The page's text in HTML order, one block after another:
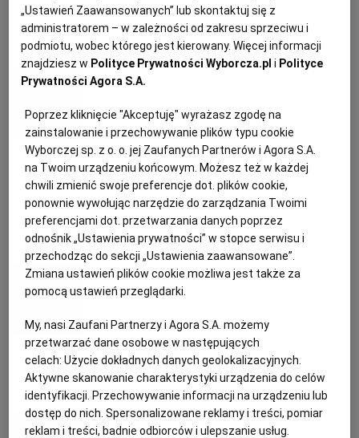
KRAKÓW
ŁÓDŹ
OLSZTYN
OPOLE
PŁOCK
POZNAŃ
RADOM
RYBNIK
SPORT.PL
KULTURALNYSKLEP.PL
DZIECKO
ZDROWIE
POGODA
PODRÓŻE
WIDEO
FORUM
ISLANDIA PODRÓŻE
Magazyn Kuchnia
Siódmy numer "KUCHNI" już w
sprzedaży. To wydanie kupisz
również z dodatkiem - "Superproste
gotowanie"
MAGAZYN-KUCHNIA PODRÓŻE PRZEPISY
Michał Głombiowski
Lubelszczyźnie
CEBULARZ LUBLIN PODRÓŻE PODRÓŻE KULINARNE
Marzena Filipczak
„Ustawień Zaawansowanych” lub skontaktuj się z
administratorem – w zależności od zakresu sprzeciwu i
podmiotu, wobec którego jest kierowany. Więcej informacji
znajdziesz w Polityce Prywatności Wyborcza.pl i Polityce
Prywatności Agora S.A.
Poprzez kliknięcie "Akceptuję" wyrażasz zgodę na
zainstalowanie i przechowywanie plików typu cookie
Wyborczej sp. z o. o. jej Zaufanych Partnerów i Agora S.A.
na Twoim urządzeniu końcowym. Możesz też w każdej
chwili zmienić swoje preferencje dot. plików cookie,
ponownie wywołując narzędzie do zarządzania Twoimi
preferencjami dot. przetwarzania danych poprzez
odnośnik „Ustawienia prywatności” w stopce serwisu i
przechodząc do sekcji „Ustawienia zaawansowane”.
Zmiana ustawień plików cookie możliwa jest także za
pomocą ustawień przeglądarki.
My, nasi Zaufani Partnerzy i Agora S.A. możemy
przetwarzać dane osobowe w następujących
celach:Użycie dokładnych danych geolokalizacyjnych.
Aktywne skanowanie charakterystyki urządzenia do celów
identyfikacji. Przechowywanie informacji na urządzeniu lub
dostęp do nich. Spersonalizowane reklamy i treści, pomiar
reklam i treści, badnie odbiorców i ulepszanie usług.